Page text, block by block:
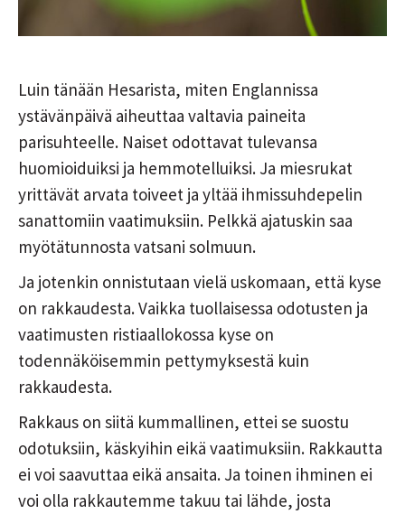
Luin tänään Hesarista, miten Englannissa
ystävänpäivä aiheuttaa valtavia paineita
parisuhteelle. Naiset odottavat tulevansa
huomioiduiksi ja hemmotelluiksi. Ja miesrukat
yrittävät arvata toiveet ja yltää ihmissuhdepelin
sanattomiin vaatimuksiin. Pelkkä ajatuskin saa
myötätunnosta vatsani solmuun.
Ja jotenkin onnistutaan vielä uskomaan, että kyse
on rakkaudesta. Vaikka tuollaisessa odotusten ja
vaatimusten ristiaallokossa kyse on
todennäköisemmin pettymyksestä kuin
rakkaudesta.
Rakkaus on siitä kummallinen, ettei se suostu
odotuksiin, käskyihin eikä vaatimuksiin. Rakkautta
ei voi saavuttaa eikä ansaita. Ja toinen ihminen ei
voi olla rakkautemme takuu tai lähde, josta